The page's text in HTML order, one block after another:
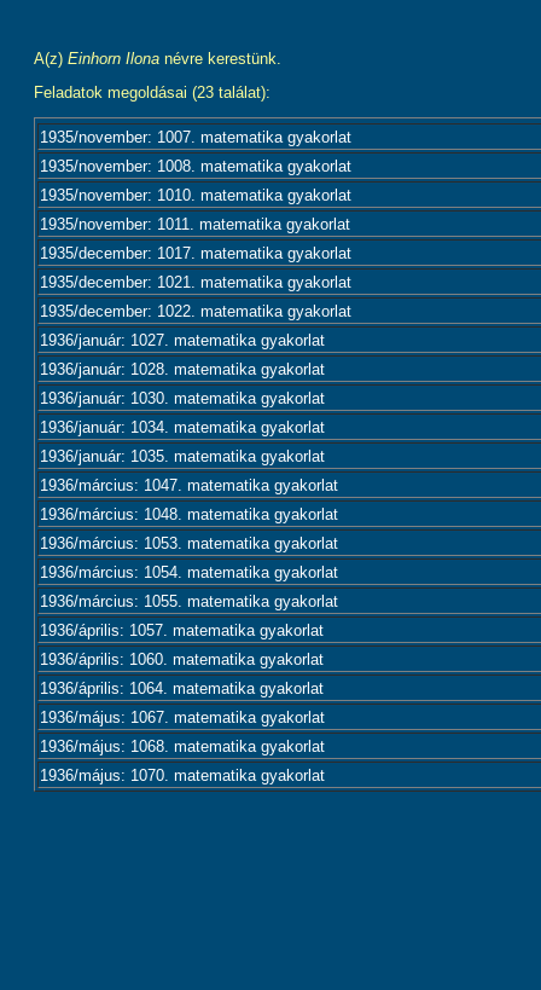
A(z) Einhorn Ilona névre kerestünk.
Feladatok megoldásai (23 találat):
1935/november: 1007. matematika gyakorlat
1935/november: 1008. matematika gyakorlat
1935/november: 1010. matematika gyakorlat
1935/november: 1011. matematika gyakorlat
1935/december: 1017. matematika gyakorlat
1935/december: 1021. matematika gyakorlat
1935/december: 1022. matematika gyakorlat
1936/január: 1027. matematika gyakorlat
1936/január: 1028. matematika gyakorlat
1936/január: 1030. matematika gyakorlat
1936/január: 1034. matematika gyakorlat
1936/január: 1035. matematika gyakorlat
1936/március: 1047. matematika gyakorlat
1936/március: 1048. matematika gyakorlat
1936/március: 1053. matematika gyakorlat
1936/március: 1054. matematika gyakorlat
1936/március: 1055. matematika gyakorlat
1936/április: 1057. matematika gyakorlat
1936/április: 1060. matematika gyakorlat
1936/április: 1064. matematika gyakorlat
1936/május: 1067. matematika gyakorlat
1936/május: 1068. matematika gyakorlat
1936/május: 1070. matematika gyakorlat